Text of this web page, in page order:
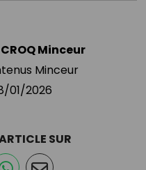
CROQ Minceur
Minceur
01/2026
SUR